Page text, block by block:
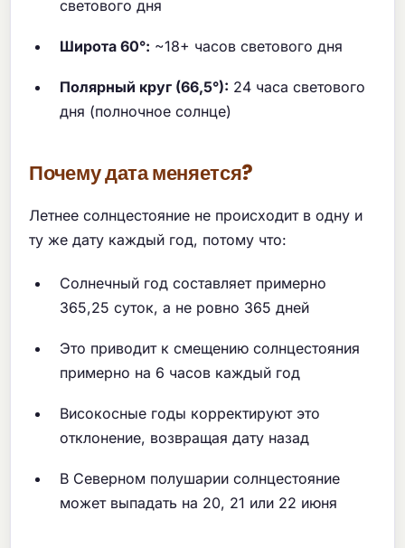
светового дня
Широта 60°: ~18+ часов светового дня
Полярный круг (66,5°): 24 часа светового
дня (полночное солнце)
Почему дата меняется?
Летнее солнцестояние не происходит в одну и
ту же дату каждый год, потому что:
Солнечный год составляет примерно
365,25 суток, а не ровно 365 дней
Это приводит к смещению солнцестояния
примерно на 6 часов каждый год
Високосные годы корректируют это
отклонение, возвращая дату назад
В Северном полушарии солнцестояние
может выпадать на 20, 21 или 22 июня